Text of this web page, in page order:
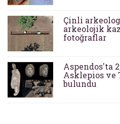
Çinli
arkeolojik
fotoğraflar
Aspendos'ta
Asklepios ve
bulundu